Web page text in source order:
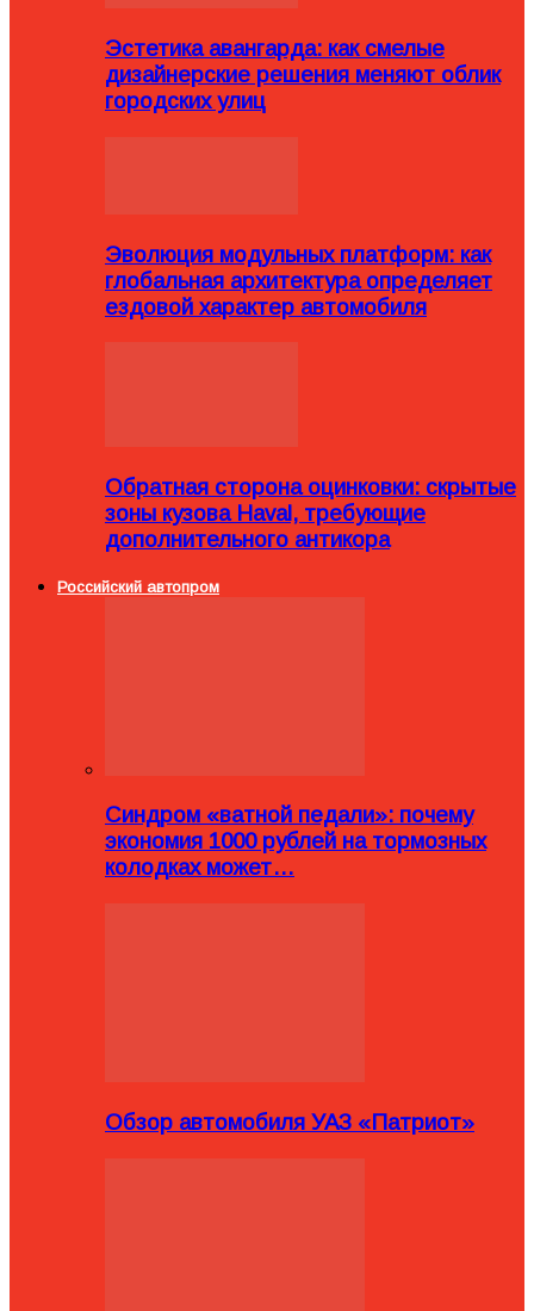
Эстетика авангарда: как смелые
дизайнерские решения меняют облик
городских улиц
Эволюция модульных платформ: как
глобальная архитектура определяет
ездовой характер автомобиля
Обратная сторона оцинковки: скрытые
зоны кузова Haval, требующие
дополнительного антикора
Российский автопром
Синдром «ватной педали»: почему
экономия 1000 рублей на тормозных
колодках может…
Обзор автомобиля УАЗ «Патриот»